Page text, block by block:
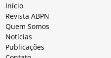
Início
Revista ABPN
Quem Somos
Notícias
Publicações